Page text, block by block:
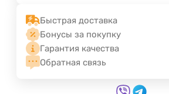
Быстрая доставка
Бонусы за покупку
Гарантия качества
Обратная связь